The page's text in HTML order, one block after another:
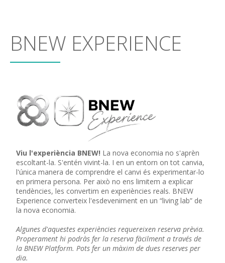
BNEW EXPERIENCE
Viu l'experiència BNEW! La nova economia no s'aprèn
escoltant-la. S'entén vivint-la. I en un entorn on tot canvia,
l'única manera de comprendre el canvi és experimentar-lo
en primera persona. Per això no ens limitem a explicar
tendències, les convertim en experiències reals. BNEW
Experience converteix l'esdeveniment en un “living lab” de
la nova economia.
Algunes d'aquestes experiències requereixen reserva prèvia.
Properament hi podràs fer la reserva fàcilment a través de
la BNEW Platform. Pots fer un màxim de dues reserves per
dia.